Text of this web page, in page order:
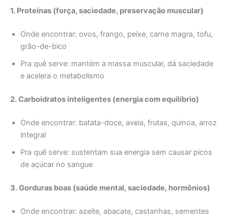
1. Proteínas (força, saciedade, preservação muscular)
Onde encontrar: ovos, frango, peixe, carne magra, tofu,
grão-de-bico
Pra quê serve: mantém a massa muscular, dá saciedade
e acelera o metabolismo
2. Carboidratos inteligentes (energia com equilíbrio)
Onde encontrar: batata-doce, aveia, frutas, quinoa, arroz
integral
Pra quê serve: sustentam sua energia sem causar picos
de açúcar no sangue
3. Gorduras boas (saúde mental, saciedade, hormônios)
Onde encontrar: azeite, abacate, castanhas, sementes